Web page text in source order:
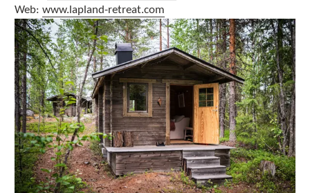
Web: www.lapland-retreat.com